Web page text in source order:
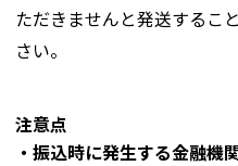
ただきませんと発送するこ
さい。
注意点
・振込時に発生する金融機